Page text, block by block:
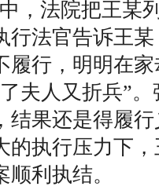
，法院把王某
行法官告诉王
履行，明明在
夫人又折兵”
结果还是得履
的执行压力下
利执结。